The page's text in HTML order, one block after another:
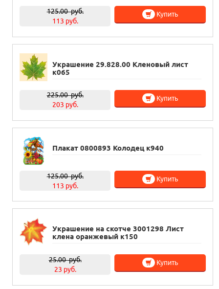
125.00руб.
113 руб.
Купить
Украшение 29.828.00 Кленовый лист
к065
225.00руб.
203 руб.
Купить
Плакат 0800893 Колодец к940
125.00руб.
113 руб.
Купить
Украшение на скотче 3001298 Лист
клена оранжевый к150
25.00руб.
23 руб.
Купить